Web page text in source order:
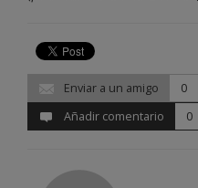
Enviar a un amigo
0
Añadir comentario
0